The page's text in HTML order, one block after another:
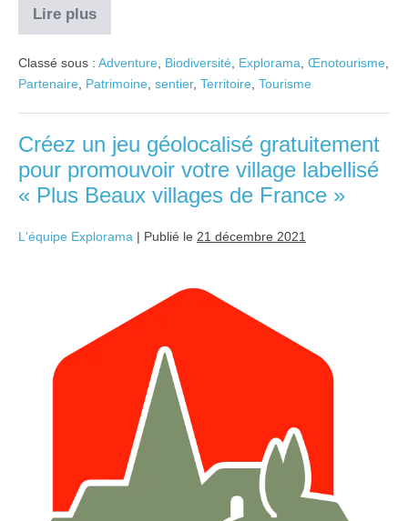
Lire plus
Classé sous : Adventure Biodiversité Explorama Œnotourisme
Partenaire Patrimoine sentier, Territoire Tourisme
Créez un jeu géolocalisé gratuitement
pour promouvoir votre village labellisé
« Plus Beaux villages de France »
L'équipe Explorama | Publié le 21 décembre 2021